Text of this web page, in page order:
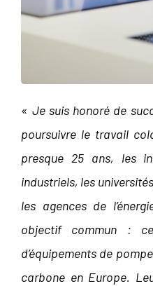
«Je suis honoré de
poursuivre le travail
presque 25 ans, les
industriels, les
les agences de
objectif commun :
d’équipements de
carbone en Europe.